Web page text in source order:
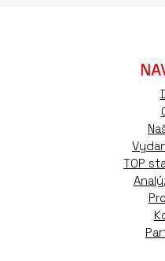
TOP